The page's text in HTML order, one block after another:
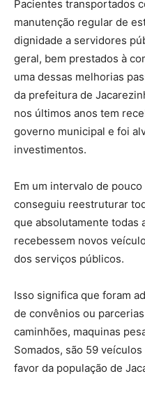
Pacientes transportados
manutenção regular de
dignidade a servidores
geral, bem prestados à
uma dessas melhorias
da prefeitura de
nos últimos anos tem
governo municipal e foi
investimentos.
Em um intervalo de
conseguiu reestruturar
que absolutamente todas
recebessem novos
dos serviços públicos.
Isso significa que foram
de convênios ou
caminhões, maquinas
Somados, são 59
favor da população de